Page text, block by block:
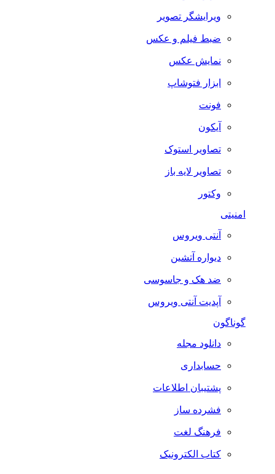
ویرایشگر تصویر
ضبط فيلم و عكس
نمایش عکس
ابزار فتوشاپ
فونت
آیکون
تصاویر استوک
تصاویر لایه باز
وکتور
امنیتی
آنتی ویروس
دیواره آتشین
ضد هک و جاسوسی
آپدیت آنتی ویروس
گوناگون
دانلود مجله
حسابداری
پشتیبان اطلاعات
فشرده ساز
فرهنگ لغت
کتاب الکترونیک